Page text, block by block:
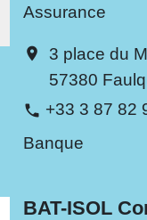
Assurance
location_on
3 place du
57380
phone +33 3 87 82
Banque
BAT-ISOL